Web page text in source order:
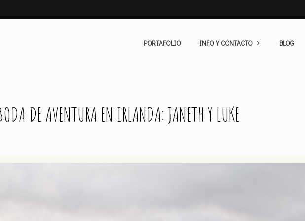
PORTAFOLIO INFO Y CONTACTO BLOG
DE AVENTURA EN IRLANDA: JANETH Y LUKE